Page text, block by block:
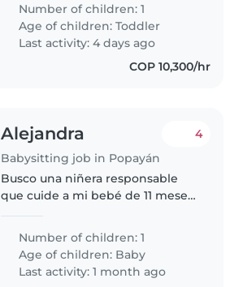
disponibilidad de viajar.
Number of children: 1
Age of children:Toddler
Last activity: 4 days ago
COP 10,300/hr
Alejandra
Babysitting job in Popayán
4
Busco una niñera responsable
que cuide a mi bebé de 11 meses,
bebés y mucha energía.
¡Contácteme para coordinar!
Number of children: 1
Age of children: Baby
Last activity: 1 month ago